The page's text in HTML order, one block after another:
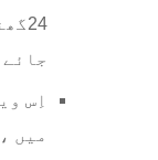
جائے
اِس
میں